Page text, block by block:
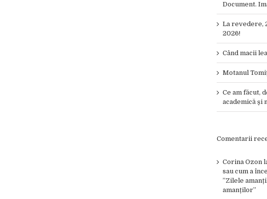
Document.
La revedere,
2026!
Când macii
Motanul
Ce am făcut,
academică și
Comentarii
Corina Ozon
sau cum a
”Zilele
amanților”